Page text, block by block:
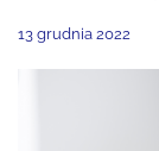
13 grudnia 2022